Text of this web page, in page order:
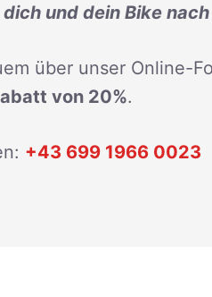
und dein Bike
über unser Online-
von 20%.
+43 699 1966 0023